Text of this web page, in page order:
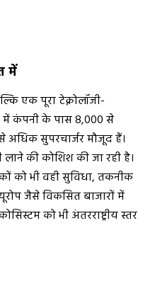
में
एक पूरा टेक्नोलॉजी-
में कंपनी के पास 8,000 से
अधिक सुपरचार्जर मौजूद हैं।
की कोशिश की जा रही है।
को भी वही सुविधा, तकनीक
जैसे विकसित बाजारों में
को भी अंतरराष्ट्रीय स्तर